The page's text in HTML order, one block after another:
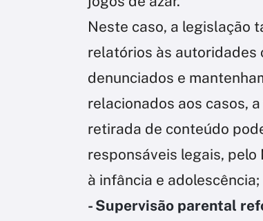
Neste caso, a legislação
relatórios às autoridades
denunciados e
relacionados aos casos,
retirada de conteúdo
responsáveis legais,
à infância e adolescência;
- Supervisão parental